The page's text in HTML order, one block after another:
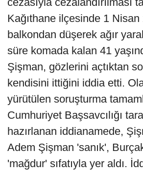
Kağıthane ilçesinde 1
balkondan düşerek ağır
süre komada kalan 41
Şişman, gözlerini açtıktan
kendisini ittiğini iddia etti.
yürütülen soruşturma
Cumhuriyet Başsavcılığı
hazırlanan iddianamede,
Adem Şişman 'sanık',
'mağdur' sıfatıyla yer aldı.